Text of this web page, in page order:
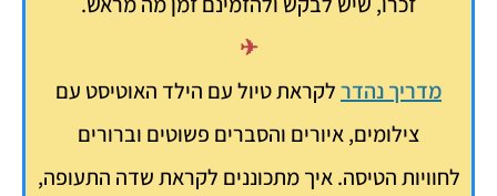
✈
מדריך נהדרלקראת טיול עם הילד האוטיסט עם
צילומים, איורים והסברים פשוטים וברורים
לחוויות הטיסה.איך מתכוננים לקראת שדה התעופה,